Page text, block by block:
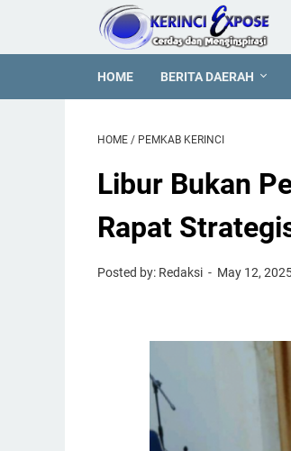
HOME BERITA DAERAH
HOME / PEMKAB KERINCI
Libur Bukan
Rapat
Posted by: Redaksi May 12,